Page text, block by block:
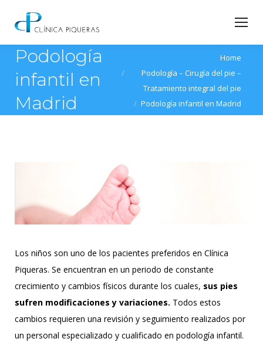
Podología
infantil en
Madrid
Home
Podología – Cirugía del pie –
Tratamiento integral del pie
Podología infantil en Madrid
Los niños son uno de los pacientes preferidos en Clínica
Piqueras. Se encuentran en un periodo de constante
crecimiento y cambios físicos durante los cuales, sus pies
sufren modificaciones y variaciones. Todos estos
cambios requieren una revisión y seguimiento realizados por
un personal especializado y cualificado en podología infantil.